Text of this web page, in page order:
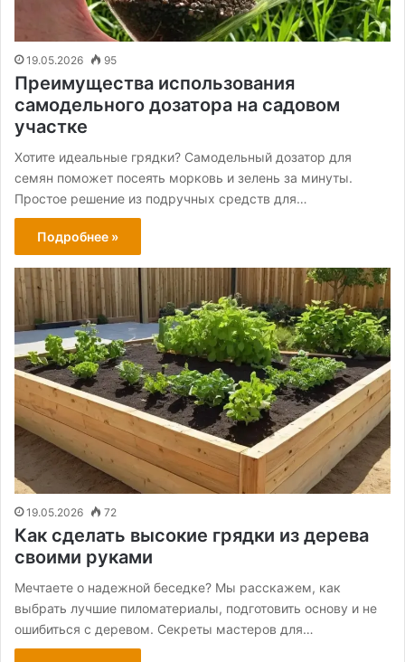
19.05.2026 95
Преимущества использования
самодельного дозатора на садовом
участке
Хотите идеальные грядки? Самодельный дозатор для
семян поможет посеять морковь и зелень за минуты.
Простое решение из подручных средств для…
Подробнее »
19.05.2026 72
Как сделать высокие грядки из дерева
своими руками
Мечтаете о надежной беседке? Мы расскажем, как
выбрать лучшие пиломатериалы, подготовить основу и не
ошибиться с деревом. Секреты мастеров для…